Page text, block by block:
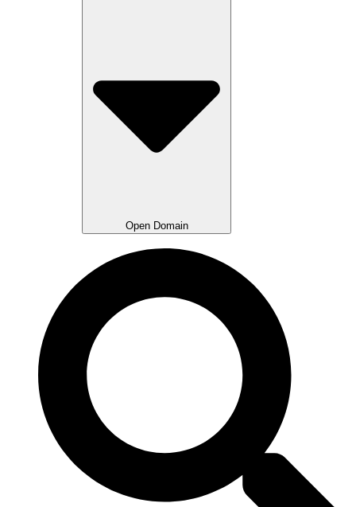
Open Domain